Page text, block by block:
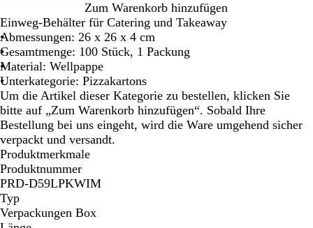
e
h
r
f
a
r
b
i
g
Zum Warenkorb hinzufügen
Einweg-Behälter für Catering und Takeaway
Abmessungen: 26 x 26 x 4 cm
Gesamtmenge: 100 Stück, 1 Packung
Material: Wellpappe
Unterkategorie: Pizzakartons
Um die Artikel dieser Kategorie zu bestellen, klicken Sie
bitte auf „Zum Warenkorb hinzufügen“. Sobald Ihre
Bestellung bei uns eingeht, wird die Ware umgehend sicher
verpackt und versandt.
Produktmerkmale
Produktnummer
PRD-D59LPKWIM
Typ
Verpackungen Box